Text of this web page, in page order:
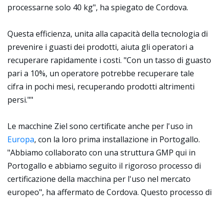
processarne solo 40 kg", ha spiegato de Cordova.
Questa efficienza, unita alla capacità della tecnologia di
prevenire i guasti dei prodotti, aiuta gli operatori a
recuperare rapidamente i costi. "Con un tasso di guasto
pari a 10%, un operatore potrebbe recuperare tale
cifra in pochi mesi, recuperando prodotti altrimenti
persi.""
Le macchine Ziel sono certificate anche per l'uso in
Europa, con la loro prima installazione in Portogallo.
"Abbiamo collaborato con una struttura GMP qui in
Portogallo e abbiamo seguito il rigoroso processo di
certificazione della macchina per l'uso nel mercato
europeo", ha affermato de Cordova. Questo processo di